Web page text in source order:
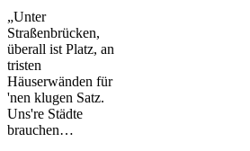
„Unter
Straßenbrücken,
überall ist Platz, an
tristen
Häuserwänden für
'nen klugen Satz.
Uns're Städte
brauchen…